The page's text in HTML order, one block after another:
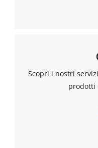
Scopri i nostri
prodotti